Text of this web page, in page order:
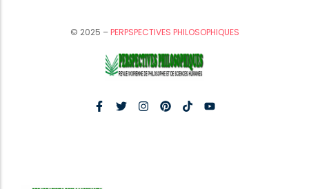
© 2025 –PERPSPECTIVES PHILOSOPHIQUES